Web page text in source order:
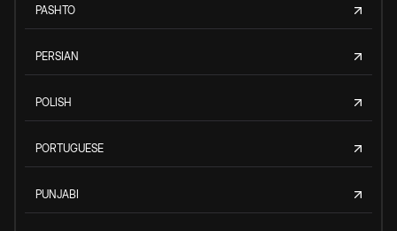
PASHTO
PERSIAN
POLISH
PORTUGUESE
PUNJABI